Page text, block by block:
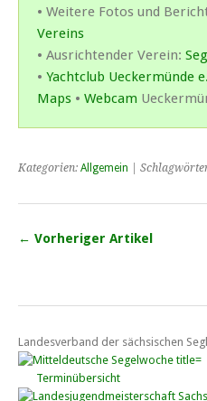
• Weitere Fotos und
Vereins
• Ausrichtender Verein:
• Yachtclub Ueckermünde
Maps • Webcam
Kategorien: Allgemein |
← Vorheriger Artikel
Landesverband der sächsischen
Terminübersicht